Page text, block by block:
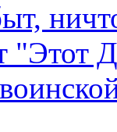
"Этот